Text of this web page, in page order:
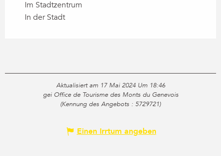
Im Stadtzentrum
In der Stadt
Aktualisiert am 17 Mai 2024 Um 18:46
gei Office de Tourisme des Monts du Genevois
(Kennung des Angebots : 5729721)
Einen Irrtum angeben